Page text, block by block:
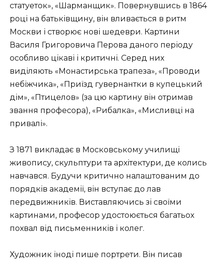
статуеток», «Шарманщик». Повернувшись в 1864
році на батьківщину, він вливається в ритм
Москви і створює нові шедеври. Картини
Василя Григоровича Перова даного періоду
особливо цікаві і критичні. Серед них
виділяють «Монастирська трапеза», «Проводи
небіжчика», «Приїзд гувернантки в купецький
дім», «Птицелов» (за цю картину він отримав
звання професора), «Рибалка», «Мисливці на
привалі».
З 1871 викладає в Московському училищі
живопису, скульптури та архітектури, де колись
навчався. Будучи критично налаштованим до
порядків академії, він вступає до лав
передвижників. Виставляючись зі своїми
картинами, професор удостоюється багатьох
похвал від письменників і колег.
Художник іноді пише портрети. Він писав